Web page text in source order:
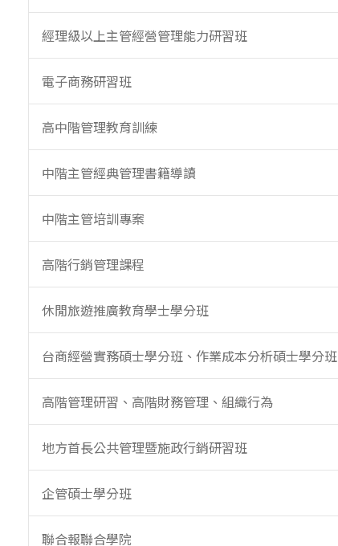
經理級以上主管經營管理能力研習班
電子商務研習班
高中階管理教育訓練
中階主管經典管理書籍導讀
中階主管培訓專案
高階行銷管理課程
休閒旅遊推廣教育學士學分班
台商經營實務碩士學分班、作業成本分析碩士學分班
高階管理研習、高階財務管理、組織行為
地方首長公共管理暨施政行銷研習班
企管碩士學分班
聯合報聯合學院